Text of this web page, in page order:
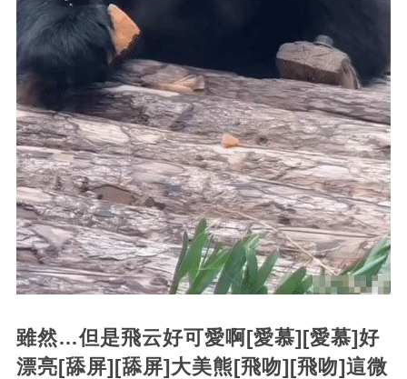
雖然…但是飛云好可愛啊[愛慕][愛慕]好
漂亮[舔屏][舔屏]大美熊[飛吻][飛吻]這微